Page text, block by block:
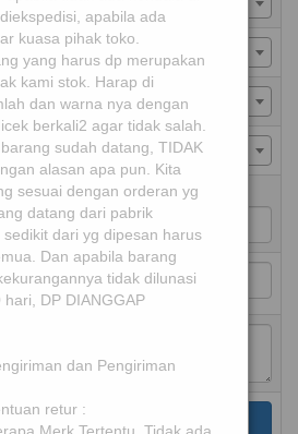
apabila ada
kuasa pihak toko.
yang harus dp merupakan
kami stok. Harap di
dan warna nya dengan
berkali2 agar tidak salah.
sudah datang, TIDAK
alasan apa pun. Kita
sesuai dengan orderan yg
datang dari pabrik
dari yg dipesan harus
Dan apabila barang
tidak dilunasi
DP DIANGGAP
dan Pengiriman
retur :
Simpan